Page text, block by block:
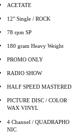
ACETATE
12" Single / ROCK
78 rpm SP
180 gram Heavy Weight
PROMO ONLY
RADIO SHOW
HALF SPEED MASTERED
PICTURE DISC / COLOR
WAX VINYL
4 Channel / QUADRAPHO
NIC